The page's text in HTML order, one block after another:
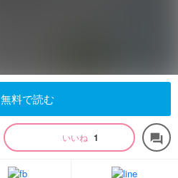
無料で読む
いいね 1 forum